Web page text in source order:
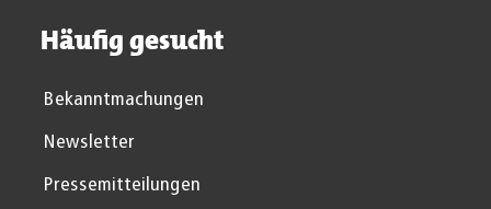
Häufig gesucht
Bekanntmachungen
Newsletter
Pressemitteilungen